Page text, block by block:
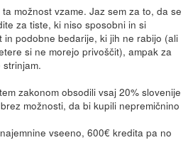
možnost vzame. Jaz sem za to, da se
za tiste, ki niso sposobni in si
podobne bedarije, ki jih ne rabijo (ali
si ne morejo privoščit), ampak za
zakonom obsodili vsaj 20% slovenije
možnosti, da bi kupili nepremičnino
vseeno, 600€ kredita pa no